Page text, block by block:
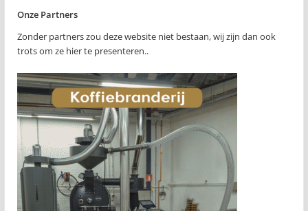
Onze Partners
Zonder partners zou deze website niet bestaan, wij zijn dan ook
trots om ze hier te presenteren..